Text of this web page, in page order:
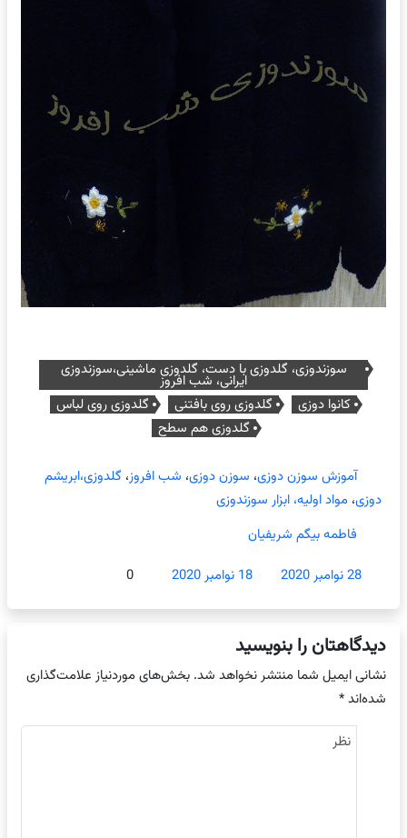
سوزندوزی، گلدوزی با دست، گلدوزی ماشینی،سوزندوزی
ایرانی، شب افروز
کانوا دوزی
گلدوزی روی بافتنی
گلدوزی روی لباس
گلدوزی هم سطح
آموزش سوزن دوزی، سوزن دوزی، شب افروز،گلدوزی،ابریشم
دوزی،مواد اولیه، ابزار سوزندوزی
فاطمه بیگم شریفیان
28 نوامبر 2020
18 نوامبر 2020 0
دیدگاهتان را بنویسید
نشانی ایمیل شما منتشر نخواهد شد. بخش‌های موردنیاز علامت‌گذاری
شده‌اند*